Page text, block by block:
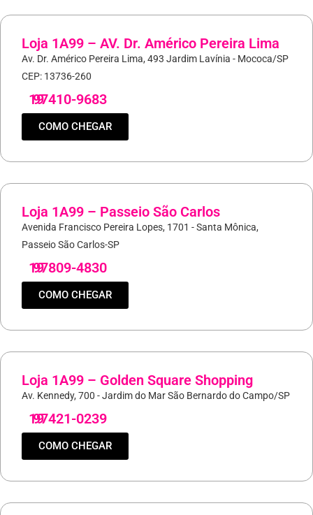
Loja 1A99 – AV. Dr. Américo Pereira Lima
Av. Dr. Américo Pereira Lima, 493 Jardim Lavínia - Mococa/SP
CEP: 13736-260
19
97410-9683
COMO CHEGAR
Loja 1A99 – Passeio São Carlos
Avenida Francisco Pereira Lopes, 1701 - Santa Mônica,
Passeio São Carlos-SP
19
97809-4830
COMO CHEGAR
Loja 1A99 – Golden Square Shopping
Av. Kennedy, 700 - Jardim do Mar São Bernardo do Campo/SP
19
97421-0239
COMO CHEGAR